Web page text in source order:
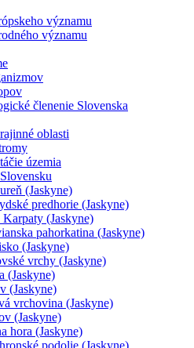
významu
významu
členenie Slovenska
oblasti
územia
(Jaskyne)
predhorie (Jaskyne)
(Jaskyne)
pahorkatina (Jaskyne)
(Jaskyne)
vrchy (Jaskyne)
(Jaskyne)
(Jaskyne)
vrchovina (Jaskyne)
(Jaskyne)
hora (Jaskyne)
podolie (Jaskyne)